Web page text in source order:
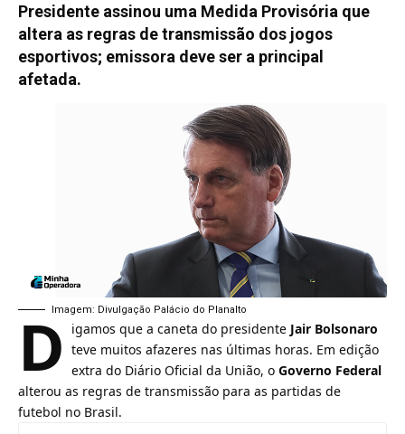
Presidente assinou uma Medida Provisória que
altera as regras de transmissão dos jogos
esportivos; emissora deve ser a principal
afetada.
Imagem: Divulgação Palácio do Planalto
D igamos que a caneta do presidente Jair Bolsonaro
teve muitos afazeres nas últimas horas. Em edição
extra do Diário Oficial da União, o Governo Federal
alterou as regras de transmissão para as partidas de
futebol no Brasil.